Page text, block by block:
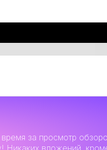
за просмотр